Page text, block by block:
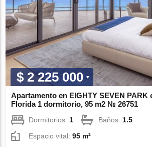
$ 2 225 000
Apartamento en EIGHTY SEVEN PARK
Florida 1 dormitorio, 95 m2 № 26751
Dormitorios: 1 Baños: 1.5
Espacio vital:95 m²